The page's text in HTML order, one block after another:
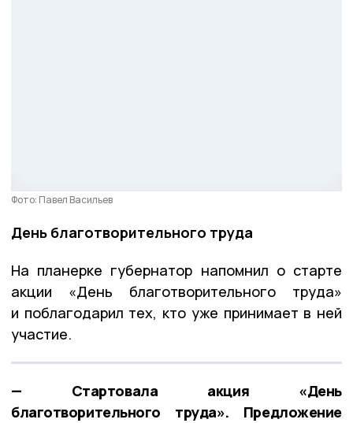
Фото: Павел Васильев
День благотворительного труда
На планерке губернатор напомнил о старте
акции «День благотворительного труда»
и поблагодарил тех, кто уже принимает в ней
участие.
— Стартовала акция «День
благотворительного труда». Предложение